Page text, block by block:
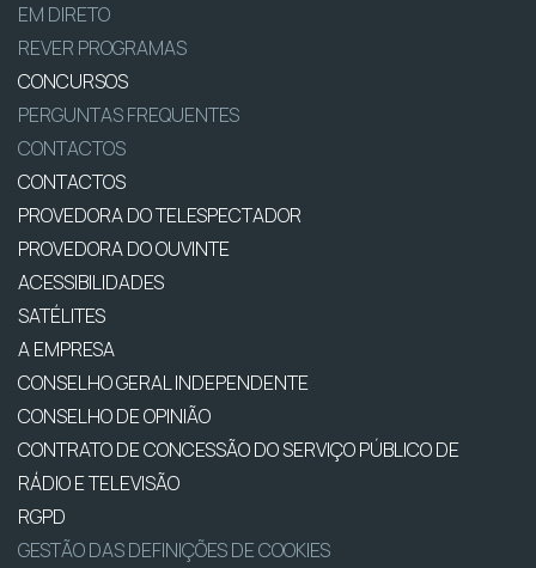
EM DIRETO
REVER PROGRAMAS
CONCURSOS
PERGUNTAS FREQUENTES
CONTACTOS
CONTACTOS
PROVEDORA DO TELESPECTADOR
PROVEDORA DO OUVINTE
ACESSIBILIDADES
SATÉLITES
A EMPRESA
CONSELHO GERAL INDEPENDENTE
CONSELHO DE OPINIÃO
CONTRATO DE CONCESSÃO DO SERVIÇO PÚBLICO DE
RÁDIO E TELEVISÃO
RGPD
GESTÃO DAS DEFINIÇÕES DE COOKIES